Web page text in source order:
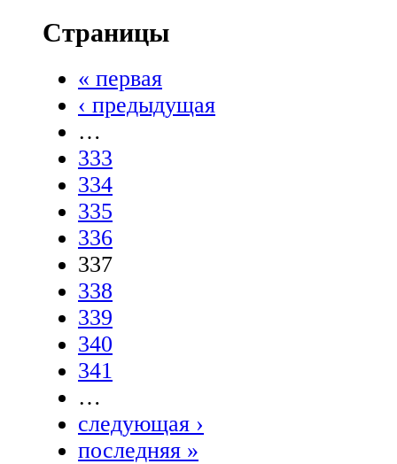
Страницы
« первая
‹ предыдущая
…
333
334
335
336
337
338
339
340
341
…
следующая ›
последняя »